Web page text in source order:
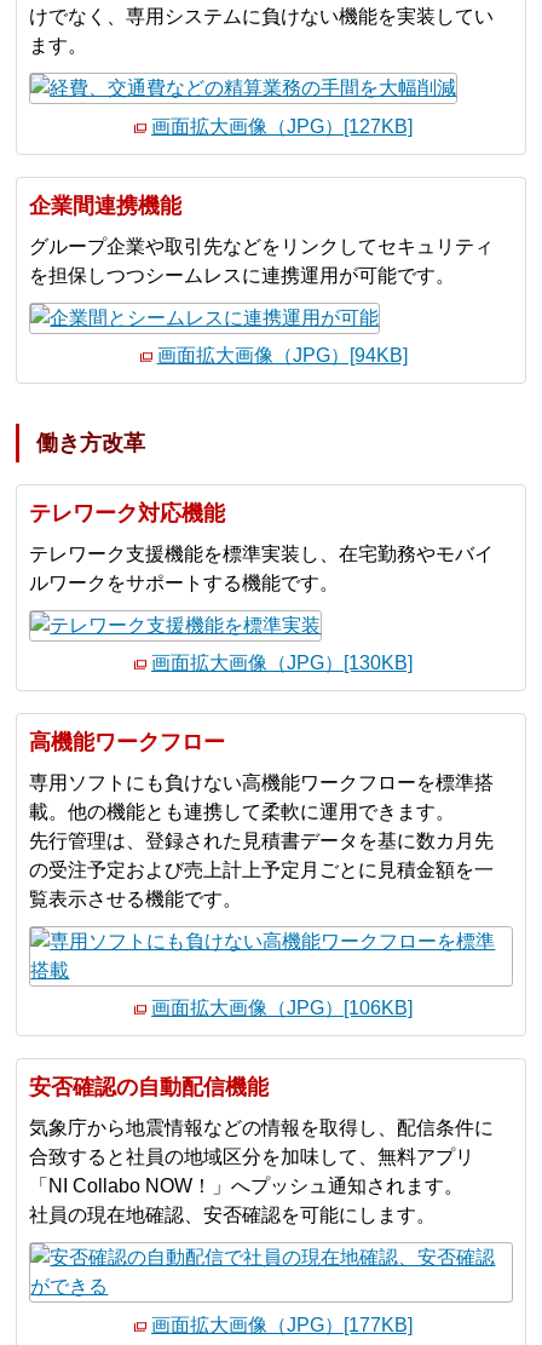
けでなく、専用システムに負けない機能を実装してい
ます。
画面拡大画像（JPG）[127KB]
企業間連携機能
グループ企業や取引先などをリンクしてセキュリティ
を担保しつつシームレスに連携運用が可能です。
画面拡大画像（JPG）[94KB]
働き方改革
テレワーク対応機能
テレワーク支援機能を標準実装し、在宅勤務やモバイ
ルワークをサポートする機能です。
画面拡大画像（JPG）[130KB]
高機能ワークフロー
専用ソフトにも負けない高機能ワークフローを標準搭
載。他の機能とも連携して柔軟に運用できます。
先行管理は、登録された見積書データを基に数カ月先
の受注予定および売上計上予定月ごとに見積金額を一
覧表示させる機能です。
画面拡大画像（JPG）[106KB]
安否確認の自動配信機能
気象庁から地震情報などの情報を取得し、配信条件に
合致すると社員の地域区分を加味して、無料アプリ
「NI Collabo NOW！」へプッシュ通知されます。
社員の現在地確認、安否確認を可能にします。
画面拡大画像（JPG）[177KB]